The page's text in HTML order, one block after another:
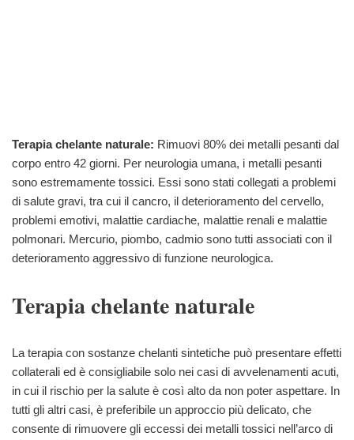
Terapia chelante naturale: Rimuovi 80% dei metalli pesanti dal
corpo entro 42 giorni. Per neurologia umana, i metalli pesanti
sono estremamente tossici. Essi sono stati collegati a problemi
di salute gravi, tra cui il cancro, il deterioramento del cervello,
problemi emotivi, malattie cardiache, malattie renali e malattie
polmonari. Mercurio, piombo, cadmio sono tutti associati con il
deterioramento aggressivo di funzione neurologica.
Terapia chelante naturale
La terapia con sostanze chelanti sintetiche può presentare effetti
collaterali ed è consigliabile solo nei casi di avvelenamenti acuti,
in cui il rischio per la salute è così alto da non poter aspettare. In
tutti gli altri casi, è preferibile un approccio più delicato, che
consente di rimuovere gli eccessi dei metalli tossici nell’arco di